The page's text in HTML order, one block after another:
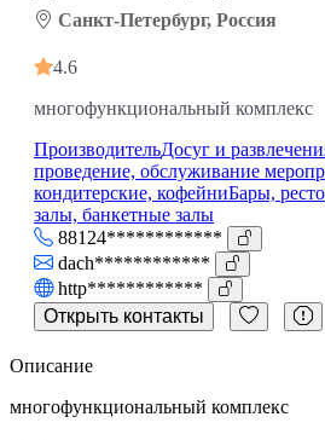
Санкт-Петербург, Россия
4.6
многофункциональный комплекс
ПроизводительДосуг и
проведение, обслуживание
кондитерские, кофейниБары,
залы, банкетные залы
88124************
dach************
http************
Открыть контакты
Описание
многофункциональный комплекс